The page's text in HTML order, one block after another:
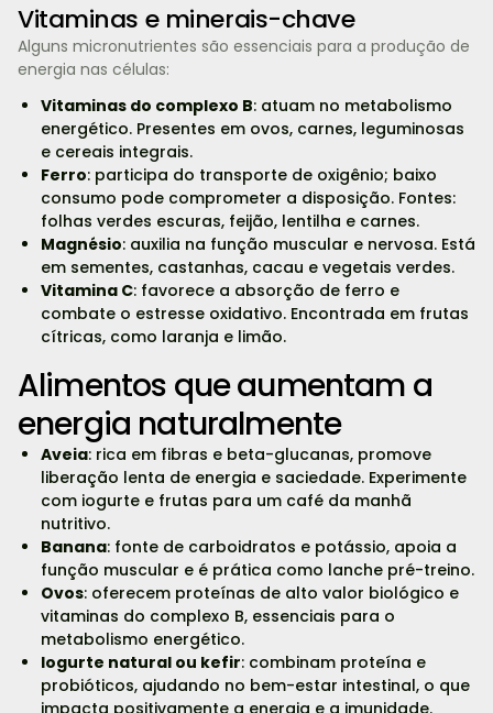
Vitaminas e minerais-chave
Alguns micronutrientes são essenciais para a produção de
energia nas células:
Vitaminas do complexo B: atuam no metabolismo
energético. Presentes em ovos, carnes, leguminosas
e cereais integrais.
Ferro: participa do transporte de oxigênio; baixo
consumo pode comprometer a disposição. Fontes:
folhas verdes escuras, feijão, lentilha e carnes.
Magnésio: auxilia na função muscular e nervosa. Está
em sementes, castanhas, cacau e vegetais verdes.
Vitamina C: favorece a absorção de ferro e
combate o estresse oxidativo. Encontrada em frutas
cítricas, como laranja e limão.
Alimentos que aumentam a
energia naturalmente
Aveia: rica em fibras e beta-glucanas, promove
liberação lenta de energia e saciedade. Experimente
com iogurte e frutas para um café da manhã
nutritivo.
Banana: fonte de carboidratos e potássio, apoia a
função muscular e é prática como lanche pré-treino.
Ovos: oferecem proteínas de alto valor biológico e
vitaminas do complexo B, essenciais para o
metabolismo energético.
Iogurte natural ou kefir: combinam proteína e
probióticos, ajudando no bem-estar intestinal, o que
impacta positivamente a energia e a imunidade.